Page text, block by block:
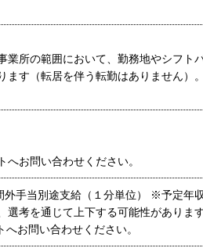
業所の範囲において、勤務地やシフト
ます（転居を伴う転勤はありません）。
お問い合わせください。
当別途支給（１分単位） ※予定年収
選考を通じて上下する可能性があります
お問い合わせください。